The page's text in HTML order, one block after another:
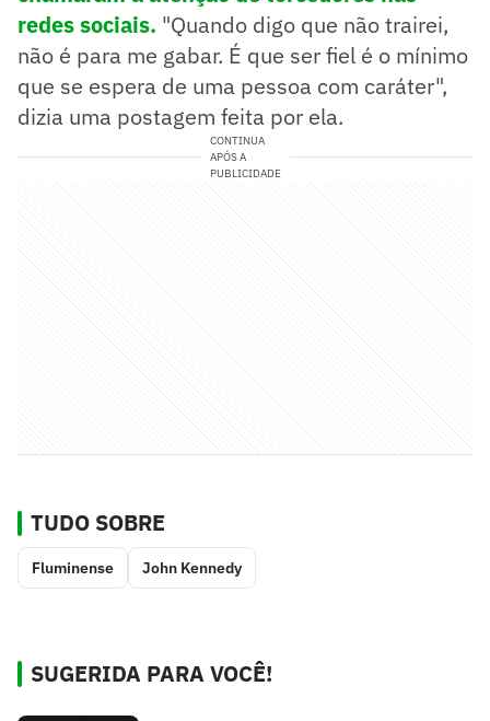
redes sociais. "Quando digo que não trairei,
não é para me gabar. É que ser fiel é o mínimo
que se espera de uma pessoa com caráter",
dizia uma postagem feita por ela.
CONTINUA
APÓS A
PUBLICIDADE
TUDO SOBRE
Fluminense John Kennedy
SUGERIDA PARA VOCÊ!